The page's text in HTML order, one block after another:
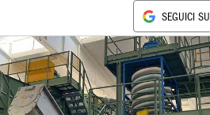
SEGUICI SU